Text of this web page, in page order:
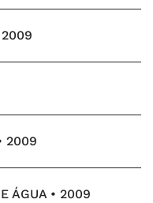
2009
2009
ÁGUA • 2009